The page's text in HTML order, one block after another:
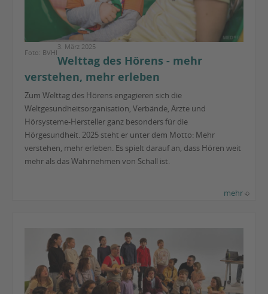
Foto: BVHI
3. März 2025
Welttag des Hörens - mehr
verstehen, mehr erleben
Zum Welttag des Hörens engagieren sich die
Weltgesundheitsorganisation, Verbände, Ärzte und
Hörsysteme-Hersteller ganz besonders für die
Hörgesundheit. 2025 steht er unter dem Motto: Mehr
verstehen, mehr erleben. Es spielt darauf an, dass Hören weit
mehr als das Wahrnehmen von Schall ist.
mehr